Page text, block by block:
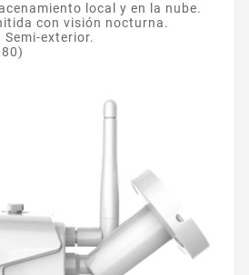
local y en la nube.
con visión nocturna.
exterior.